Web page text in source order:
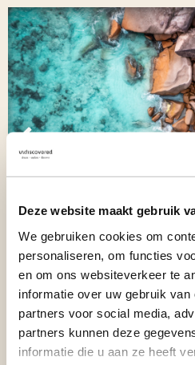
Deze website maakt gebruik
We gebruiken cookies om
personaliseren, om functies
en om ons websiteverkeer te
informatie over uw gebruik
partners voor social media,
partners kunnen deze
informatie die u aan ze heeft
Vorige